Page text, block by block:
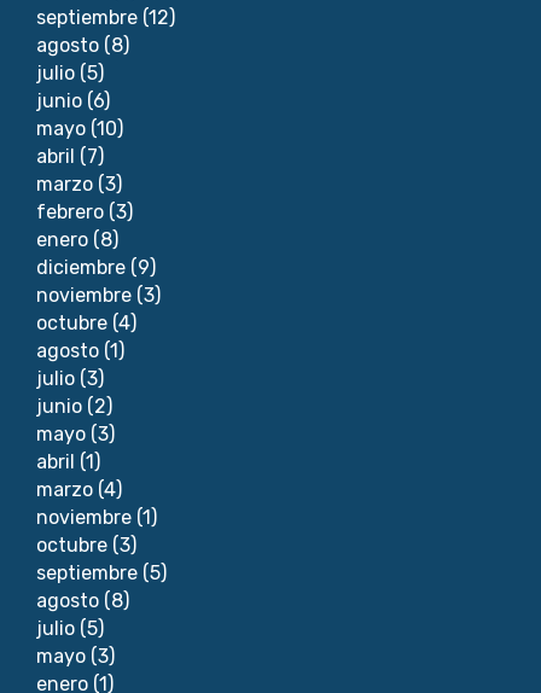
septiembre (12)
agosto (8)
julio (5)
junio (6)
mayo (10)
abril (7)
marzo (3)
febrero (3)
enero (8)
diciembre (9)
noviembre (3)
octubre (4)
agosto (1)
julio (3)
junio (2)
mayo (3)
abril (1)
marzo (4)
noviembre (1)
octubre (3)
septiembre (5)
agosto (8)
julio (5)
mayo (3)
enero (1)